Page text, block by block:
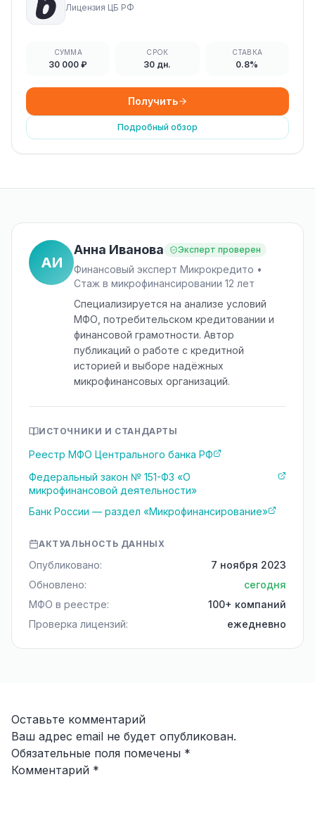
Лицензия ЦБ РФ
СУММА
30 000 ₽
СРОК
30 дн.
СТАВКА
0.8%
Получить
Подробный обзор
АИ
Анна Иванова Эксперт проверен
Финансовый эксперт Микрокредито •
Стаж в микрофинансировании 12 лет
Специализируется на анализе условий
МФО, потребительском кредитовании и
финансовой грамотности. Автор
публикаций о работе с кредитной
историей и выборе надёжных
микрофинансовых организаций.
ИСТОЧНИКИ И СТАНДАРТЫ
Реестр МФО Центрального банка РФ
Федеральный закон № 151-ФЗ «О
микрофинансовой деятельности»
Банк России — раздел «Микрофинансирование»
АКТУАЛЬНОСТЬ ДАННЫХ
Опубликовано:
7 ноября 2023
Обновлено:
сегодня
МФО в реестре:
100+ компаний
Проверка лицензий:
ежедневно
Оставьте комментарий
Ваш адрес email не будет опубликован.
Обязательные поля помечены *
Комментарий *